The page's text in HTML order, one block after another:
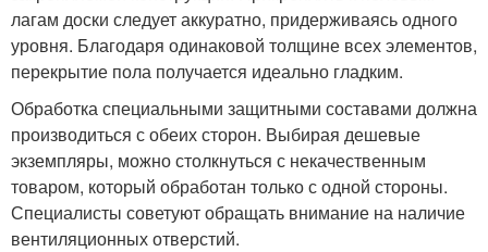
лагам доски следует аккуратно, придерживаясь одного
уровня. Благодаря одинаковой толщине всех элементов,
перекрытие пола получается идеально гладким.
Обработка специальными защитными составами должна
производиться с обеих сторон. Выбирая дешевые
экземпляры, можно столкнуться с некачественным
товаром, который обработан только с одной стороны.
Специалисты советуют обращать внимание на наличие
вентиляционных отверстий.